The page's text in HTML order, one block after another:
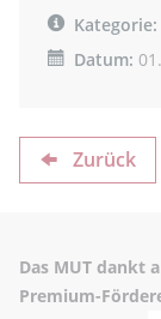
Kategorie:
Datum:
Zurück
Das MUT dankt
Premium-